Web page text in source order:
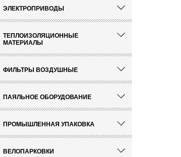
ЭЛЕКТРОПРИВОДЫ
ТЕПЛОИЗОЛЯЦИОННЫЕ
МАТЕРИАЛЫ
ФИЛЬТРЫ ВОЗДУШНЫЕ
ПАЯЛЬНОЕ ОБОРУДОВАНИЕ
ПРОМЫШЛЕННАЯ УПАКОВКА
ВЕЛОПАРКОВКИ